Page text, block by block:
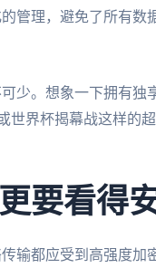
管理，避免了所有数
少。想象一下拥有独
世界杯揭幕战这样的
要看得
输都应受到高强度加